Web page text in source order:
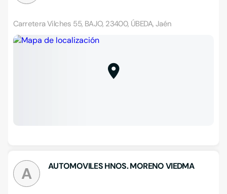
Carretera Vilches 55, BAJO, 23400, ÚBEDA, Jaén
A AUTOMOVILES HNOS. MORENO VIEDMA